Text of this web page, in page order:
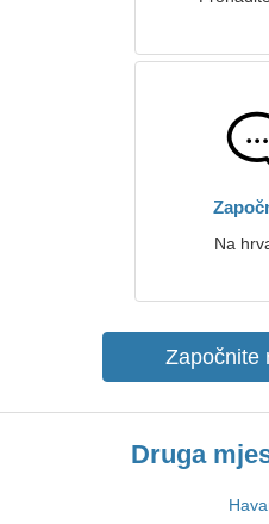
Na
Započnite
Druga